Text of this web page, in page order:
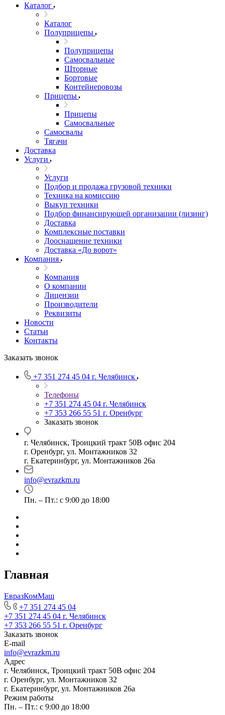
Каталог
Каталог
Полуприцепы
Полуприцепы
Самосвальные
Шторные
Бортовые
Контейнеровозы
Прицепы
Прицепы
Самосвальные
Самосвалы
Тягачи
Доставка
Услуги
Услуги
Подбор и продажа грузовой техники
Техника на комиссию
Выкуп техники
Подбор финансирующей организации (лизинг)
Доставка
Комплексные поставки
Дооснащение техники
Доставка «До ворот»
Компания
Компания
О компании
Лицензии
Производители
Реквизиты
Новости
Статьи
Контакты
Заказать звонок
+7 351 274 45 04 г. Челябинск
Телефоны
+7 351 274 45 04 г. Челябинск
+7 353 266 55 51 г. Оренбург
Заказать звонок
г. Челябинск, Троицкий тракт 50В офис 204
г. Оренбург, ул. Монтажников 32
г. Екатеринбург, ул. Монтажников 26а
info@evrazkm.ru
Пн. – Пт.: с 9:00 до 18:00
Главная
ЕвразКомМаш
+7 351 274 45 04
+7 351 274 45 04 г. Челябинск
+7 353 266 55 51 г. Оренбург
Заказать звонок
E-mail
info@evrazkm.ru
Адрес
г. Челябинск, Троицкий тракт 50В офис 204
г. Оренбург, ул. Монтажников 32
г. Екатеринбург, ул. Монтажников 26а
Режим работы
Пн. – Пт.: с 9:00 до 18:00